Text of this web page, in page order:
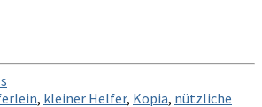
, kleiner Helfer, Kopia, nützliche